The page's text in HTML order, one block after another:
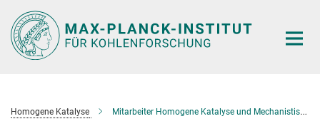
Hauptinhalt
Homogene Katalyse Mitarbeiter Homogene Katalyse und Mechanistische Studien